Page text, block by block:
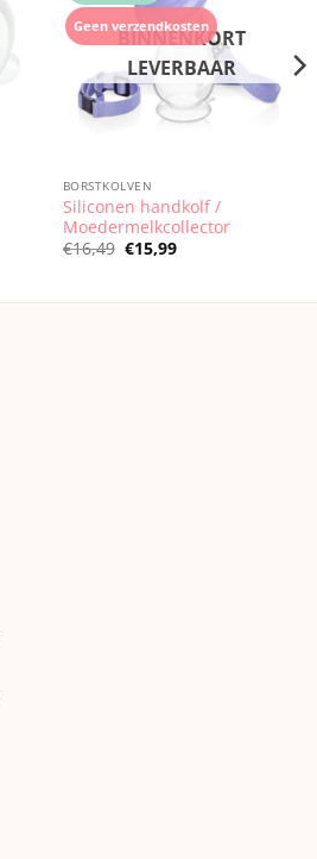
Geen verzendkosten
BORSTKOLVEN
Siliconen handkolf /
Moedermelkcollector
€16,49 Oorspronkelijke
prijs
€15,99Huidige